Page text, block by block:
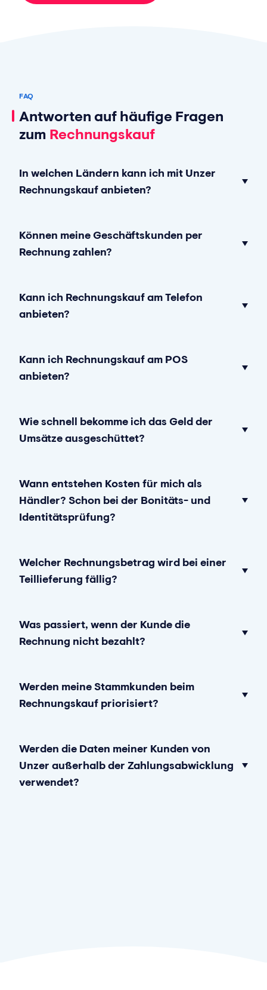
FAQ
Antworten auf häufige Fragen
zum Rechnungskauf
In welchen Ländern kann ich mit Unzer
Rechnungskauf anbieten?
Können meine Geschäftskunden per
Rechnung zahlen?
Kann ich Rechnungskauf am Telefon
anbieten?
Kann ich Rechnungskauf am POS
anbieten?
Wie schnell bekomme ich das Geld der
Umsätze ausgeschüttet?
Wann entstehen Kosten für mich als
Händler? Schon bei der Bonitäts- und
Identitätsprüfung?
Welcher Rechnungsbetrag wird bei einer
Teillieferung fällig?
Was passiert, wenn der Kunde die
Rechnung nicht bezahlt?
Werden meine Stammkunden beim
Rechnungskauf priorisiert?
Werden die Daten meiner Kunden von
Unzer außerhalb der Zahlungsabwicklung
verwendet?